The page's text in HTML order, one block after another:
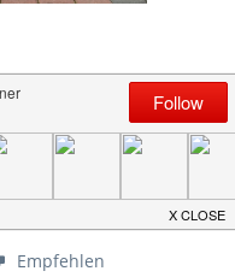
Deutschlands!
Warenkorb
Empfehlen